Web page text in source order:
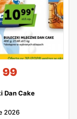
99
Dan Cake
2026